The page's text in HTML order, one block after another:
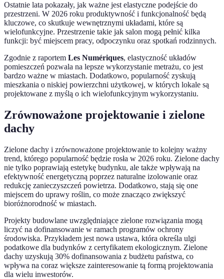
Ostatnie lata pokazały, jak ważne jest elastyczne podejście do
przestrzeni. W 2026 roku produktywność i funkcjonalność będą
kluczowe, co skutkuje wewnętrznymi układami, które są
wielofunkcyjne. Przestrzenie takie jak salon mogą pełnić kilka
funkcji: być miejscem pracy, odpoczynku oraz spotkań rodzinnych.
Zgodnie z raportem Les Numériques, elastyczność układów
pomieszczeń pozwala na lepsze wykorzystanie metrażu, co jest
bardzo ważne w miastach. Dodatkowo, popularność zyskują
mieszkania o niskiej powierzchni użytkowej, w których lokale są
projektowane z myślą o ich wielofunkcyjnym wykorzystaniu.
Zrównoważone projektowanie i zielone
dachy
Zielone dachy i zrównoważone projektowanie to kolejny ważny
trend, którego popularność będzie rosła w 2026 roku. Zielone dachy
nie tylko poprawiają estetykę budynku, ale także wpływają na
efektywność energetyczną poprzez naturalne izolowanie oraz
redukcję zanieczyszczeń powietrza. Dodatkowo, stają się one
miejscem do uprawy roślin, co może znacząco zwiększyć
bioróżnorodność w miastach.
Projekty budowlane uwzględniające zielone rozwiązania mogą
liczyć na dofinansowanie w ramach programów ochrony
środowiska. Przykładem jest nowa ustawa, która określa ulgi
podatkowe dla budynków z certyfikatem ekologicznym. Zielone
dachy uzyskują 30% dofinansowania z budżetu państwa, co
wpływa na coraz większe zainteresowanie tą formą projektowania
dla wielu inwestorów.